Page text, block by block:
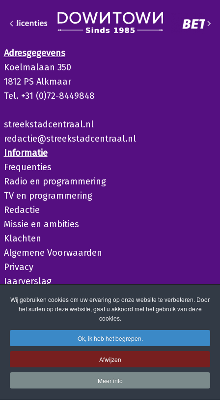
Adresgegevens
Koelmalaan 350
1812 PS Alkmaar
Tel. +31 (0)72-8449848
streekstadcentraal.nl
redactie@streekstadcentraal.nl
Informatie
Frequenties
Radio en programmering
TV en programmering
Redactie
Missie en ambities
Klachten
Algemene Voorwaarden
Privacy
Jaarverslag
Wij gebruiken cookies om uw ervaring op onze website te verbeteren. Door
het surfen op deze website, gaat u akkoord met het gebruik van deze
cookies.
Ok, ik heb het begrepen.
Afwijzen
Meer info